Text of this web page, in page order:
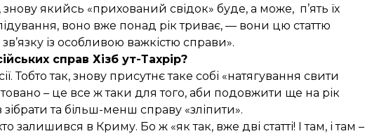
якийсь «прихований свідок» буде, а може, п’ять їх
воно вже понад рік триває, — вони цю статтю
із особливою важкістю справи».
справ Хізб ут-Тахрір?
Тобто так, знову присутнє таке собі «натягування свити
– це все ж таки для того, аби подовжити ще на рік
та більш-менш справу «зліпити».
залишився в Криму. Бо ж «як так, вже дві статті! І там, і там –